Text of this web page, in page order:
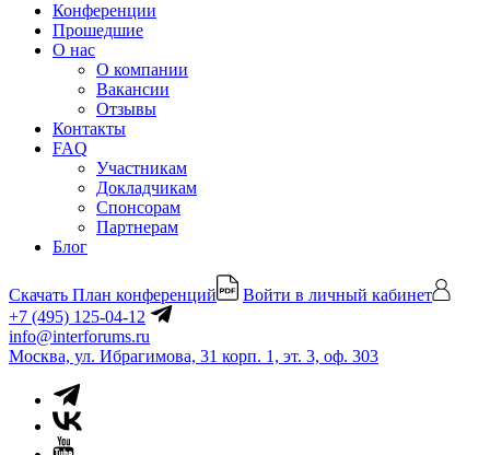
Конференции
Прошедшие
О нас
О компании
Вакансии
Отзывы
Контакты
FAQ
Участникам
Докладчикам
Спонсорам
Партнерам
Блог
Скачать План конференций
Войти в личный кабинет
+7 (495) 125-04-12
info@interforums.ru
Москва, ул. Ибрагимова, 31 корп. 1, эт. 3, оф. 303